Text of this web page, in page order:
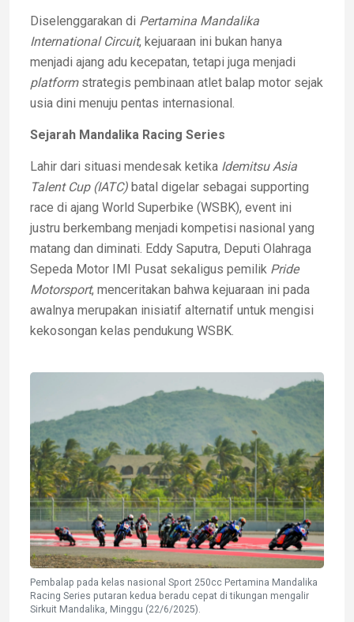
Diselenggarakan di Pertamina Mandalika
International Circuit, kejuaraan ini bukan hanya
menjadi ajang adu kecepatan, tetapi juga menjadi
platform strategis pembinaan atlet balap motor sejak
usia dini menuju pentas internasional.
Sejarah Mandalika Racing Series
Lahir dari situasi mendesak ketika Idemitsu Asia
Talent Cup (IATC) batal digelar sebagai supporting
race di ajang World Superbike (WSBK), event ini
justru berkembang menjadi kompetisi nasional yang
matang dan diminati. Eddy Saputra, Deputi Olahraga
Sepeda Motor IMI Pusat sekaligus pemilik Pride
Motorsport, menceritakan bahwa kejuaraan ini pada
awalnya merupakan inisiatif alternatif untuk mengisi
kekosongan kelas pendukung WSBK.
Pembalap pada kelas nasional Sport 250cc Pertamina Mandalika
Racing Series putaran kedua beradu cepat di tikungan mengalir
Sirkuit Mandalika, Minggu (22/6/2025).